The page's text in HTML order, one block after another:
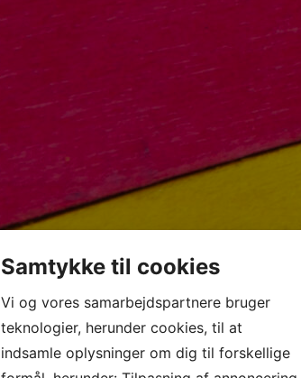
Samtykke til cookies
Vi og vores samarbejdspartnere bruger
teknologier, herunder cookies, til at
indsamle oplysninger om dig til forskellige